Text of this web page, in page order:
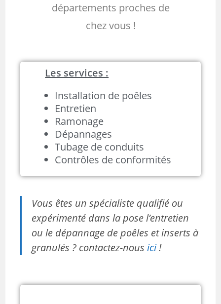
départements proches de
chez vous !
Les services :
Installation de poêles
Entretien
Ramonage
Dépannages
Tubage de conduits
Contrôles de conformités
Vous êtes un spécialiste qualifié ou
expérimenté dans la pose l’entretien
ou le dépannage de poêles et inserts à
granulés ? contactez-nousici!